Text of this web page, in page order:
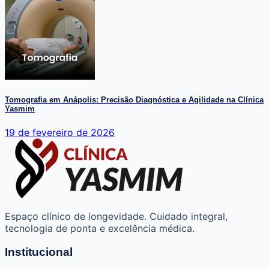
Tomografia em Anápolis: Precisão Diagnóstica e Agilidade na Clínica
Yasmim
19 de fevereiro de 2026
Espaço clínico de longevidade. Cuidado integral,
tecnologia de ponta e excelência médica.
Institucional